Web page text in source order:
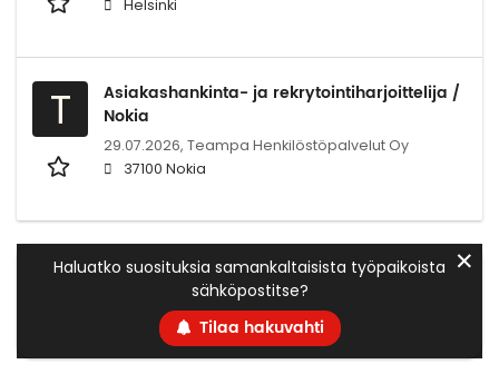
Helsinki
T
Asiakashankinta- ja rekrytointiharjoittelija /
Nokia
29.07.2026, Teampa Henkilöstöpalvelut Oy
37100 Nokia
Haluatko suosituksia samankaltaisista työpaikoista
sähköpostitse?
Tilaa hakuvahti
✕